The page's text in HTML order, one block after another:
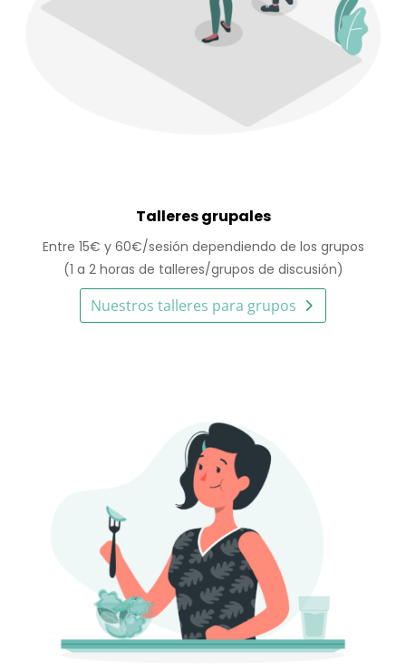
Talleres grupales
Entre 15€ y 60€/sesión dependiendo de los grupos
(1 a 2 horas de talleres/grupos de discusión)
Nuestros talleres para grupos